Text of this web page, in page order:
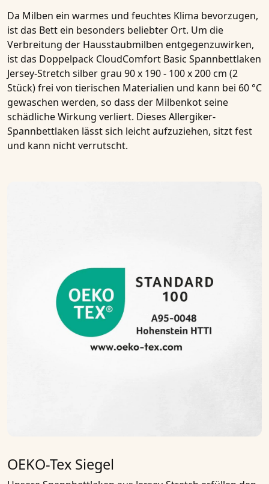
Da Milben ein warmes und feuchtes Klima bevorzugen,
ist das Bett ein besonders beliebter Ort. Um die
Verbreitung der Hausstaubmilben entgegenzuwirken,
ist das Doppelpack CloudComfort Basic Spannbettlaken
Jersey-Stretch silber grau 90 x 190 - 100 x 200 cm (2
Stück)frei von tierischen Materialien und kann bei 60 °C
gewaschen werden, so dass der Milbenkot seine
schädliche Wirkung verliert. Dieses Allergiker-
Spannbettlaken lässt sich leicht aufzuziehen, sitzt fest
und kann nicht verrutscht.
OEKO-Tex Siegel